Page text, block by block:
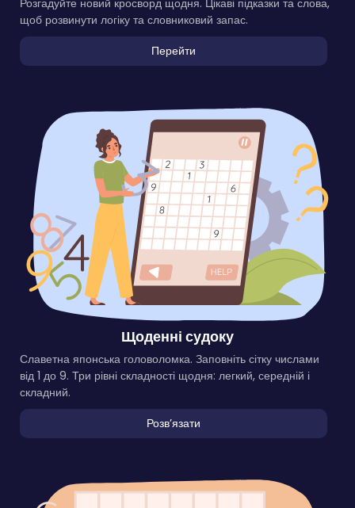
Розгадуйте новий кросворд щодня. Цікаві підказки та слова,
щоб розвинути логіку та словниковий запас.
Перейти
Щоденні судоку
Славетна японська головоломка. Заповніть сітку числами
від 1 до 9. Три рівні складності щодня: легкий, середній і
складний.
Розвʼязати